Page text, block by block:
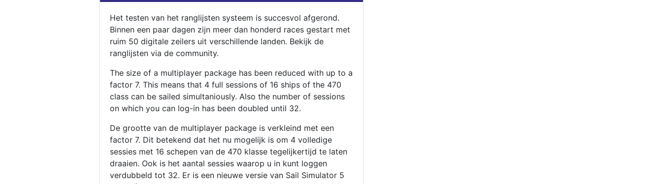
Het testen van het ranglijsten systeem is succesvol afgerond.
Binnen een paar dagen zijn meer dan honderd races gestart met
ruim 50 digitale zeilers uit verschillende landen. Bekijk de
ranglijsten via de community.
The size of a multiplayer package has been reduced with up to a
factor 7. This means that 4 full sessions of 16 ships of the 470
class can be sailed simultaniously. Also the number of sessions
on which you can log-in has been doubled until 32.
De grootte van de multiplayer package is verkleind met een
factor 7. Dit betekend dat het nu mogelijk is om 4 volledige
sessies met 16 schepen van de 470 klasse tegelijkertijd te laten
draaien. Ook is het aantal sessies waarop u in kunt loggen
verdubbeld tot 32. Er is een nieuwe versie van Sail Simulator 5